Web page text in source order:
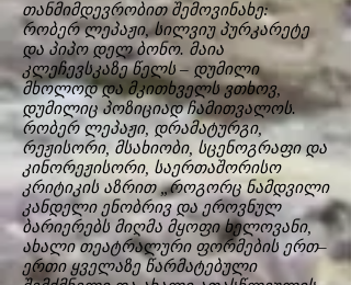
თანმიმდევრობით შემოვინახე:
რობერ ლეპაჟი, სილვიუ პურკარეტე
და პიპო დელ ბონო. მაია
კლეჩევსკაზე წელს – დუმილი
მხოლოდ და მკითხველს ვთხოვ,
დუმილიც პოზიციად ჩამითვალოს.
რობერ ლეპაჟი, დრამატურგი,
რეჟისორი, მსახიობი, სცენოგრაფი და
კინორეჟისორი, საერთაშორისო
კრიტიკის აზრით „როგორც ნამდვილი
კანდელი ენობრივ და ეროვნულ
ბარიერებს მიღმა მყოფი ხელოვანი,
ახალი თეატრალური ფორმების ერთ–
ერთი ყველაზე წარმატებული